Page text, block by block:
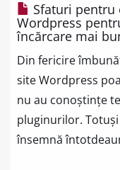
Sfaturi
Wordpress
încărcare mai
Din fericire
site Wordpress
nu au conoștințe
pluginurilor.
însemnă